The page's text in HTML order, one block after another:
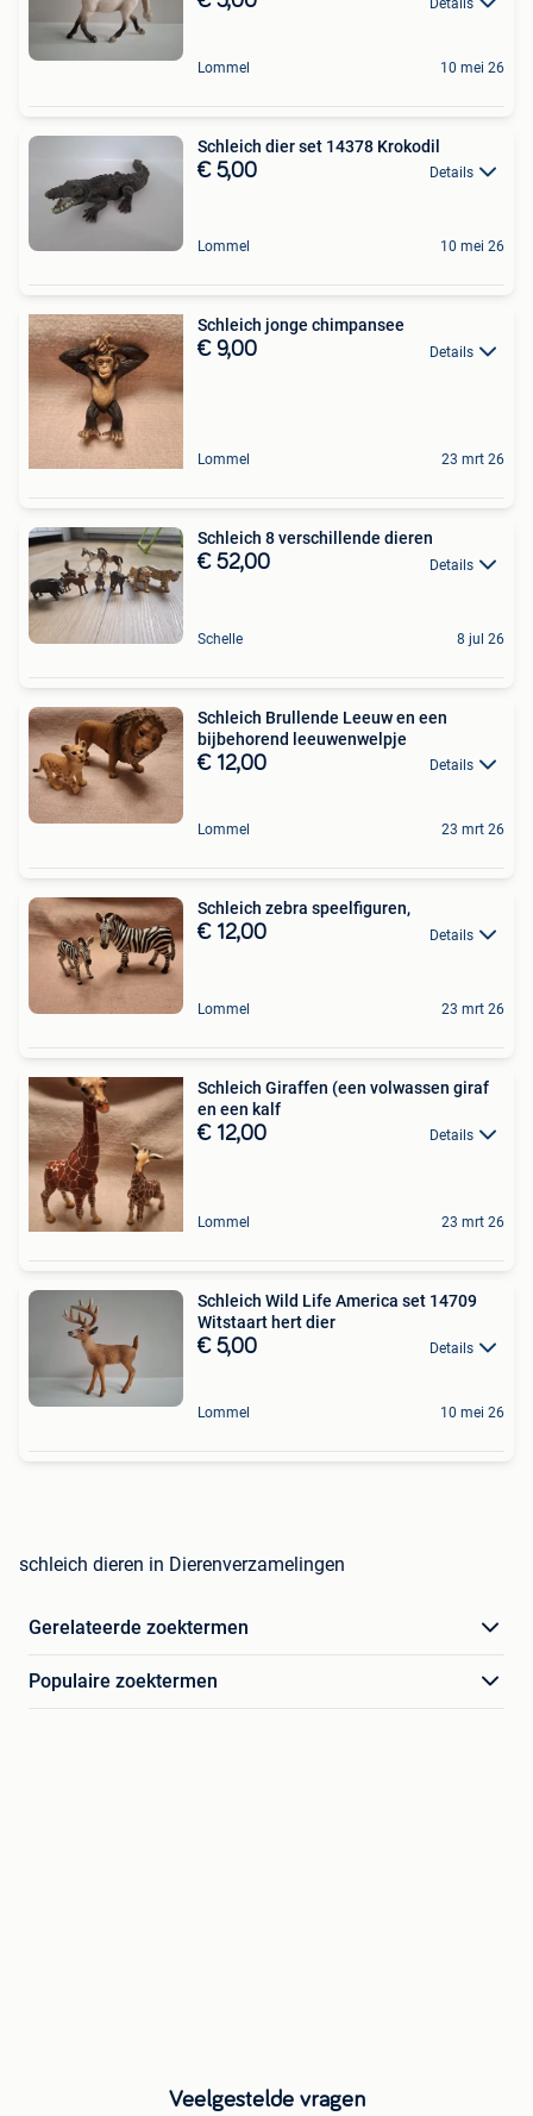
Lommel 10 mei 26
Schleich dier set 14378 Krokodil
€ 5,00 Details
Lommel 10 mei 26
Schleich jonge chimpansee
€ 9,00 Details
Lommel 23 mrt 26
Schleich 8 verschillende dieren
€ 52,00 Details
Schelle 8 jul 26
Schleich Brullende Leeuw en een
bijbehorend leeuwenwelpje
€ 12,00 Details
Lommel 23 mrt 26
Schleich zebra speelfiguren,
€ 12,00 Details
Lommel 23 mrt 26
Schleich Giraffen (een volwassen giraf
en een kalf
€ 12,00 Details
Lommel 23 mrt 26
Schleich Wild Life America set 14709
Witstaart hert dier
€ 5,00 Details
Lommel 10 mei 26
schleich dieren in Dierenverzamelingen
Gerelateerde zoektermen
Populaire zoektermen
Veelgestelde vragen